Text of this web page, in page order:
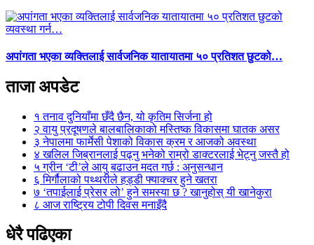
अपांगता भएका व्यक्तिलाई सार्वजनिक यातायातमा ५० प्रतिशत छुटको…
ताजा अपडेट
१ तनाव दुनियाँमा छँदै छैन, यो कृतिम सिर्जना हो
२ वायु प्रदूषणले बालबालिकाको मस्तिष्क विकासमा घातक असर
३ नेपालमा फार्मेसी पेशाको विकास क्रम र आजको अवस्था
४ खलिल जिब्रानलाई पढ्नु भनेको राम्रो डाक्टरलाई भेट्नु जस्तै हो
५ग्रीन ‘टी’ले आयु बढाउन मदत गर्छ : अनुसन्धान
६ मिर्गौलाको पथ्थरीले हड्डी फ्याक्चर हुने खतरा
७ ‘तपाईलाई प्रेसर लो’ हुने समस्या छ ? खानुहोस् यी खानेकुरा
८ आज राष्ट्रिय टोपी दिवस मनाइँदै
धेरै पढिएका